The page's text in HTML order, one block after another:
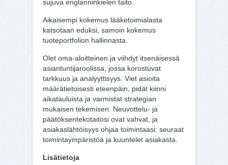
sujuva englanninkielen taito.
Aikaisempi kokemus lääketoimialasta
katsotaan eduksi, samoin kokemus
tuoteportfolion hallinnasta.
Olet oma-aloitteinen ja viihdyt itsenäisessä
asiantuntijaroolissa, jossa korostuvat
tarkkuus ja analyyttisyys. Viet asioita
määrätietoisesti eteenpäin, pidät kiinni
aikatauluista ja varmistat strategian
mukaisen tekemisen. Neuvottelu- ja
päätöksentekotaitosi ovat vahvat, ja
asiakaslähtöisyys ohjaa toimintaasi: seuraat
toimintaympäristöä ja kuuntelet asiakasta.
Lisätietoja